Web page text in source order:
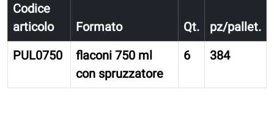
Codice
articolo
Formato Qt.
pz/pallet.
PUL0750
flaconi 750 ml
con spruzzatore
6 384